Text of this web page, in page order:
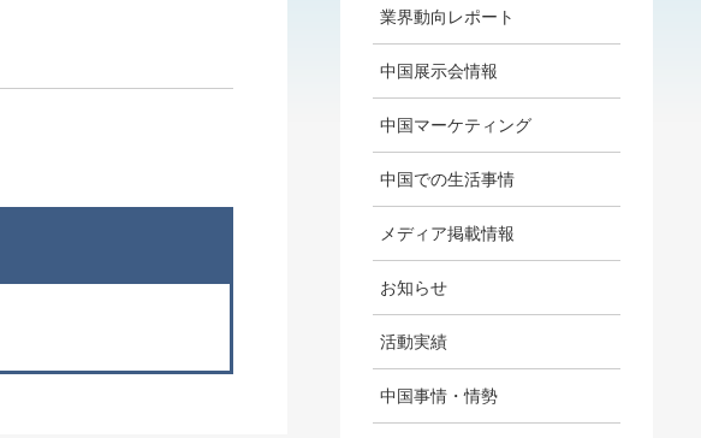
業界動向レポート
中国展示会情報
中国マーケティング
中国での生活事情
メディア掲載情報
お知らせ
活動実績
中国事情・情勢